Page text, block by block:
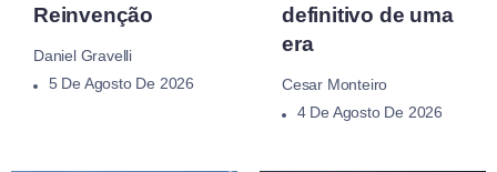
Reinvenção
Daniel Gravelli
5 De Agosto De 2026
definitivo de uma
era
Cesar Monteiro
4 De Agosto De 2026